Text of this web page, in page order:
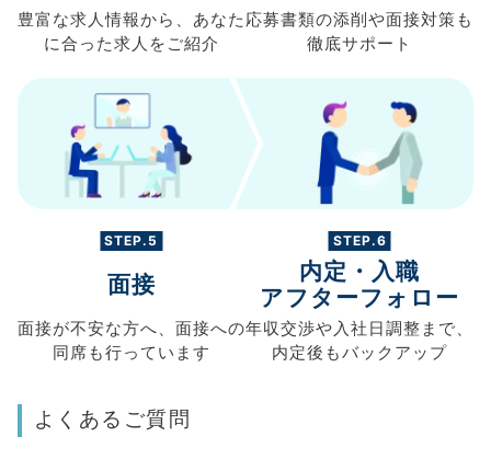
豊富な求人情報から、 あなた
に合った求人を ご紹介
応募書類の添削や面接対策も
徹底サポート
STEP.5
面接
面接が不安な方へ、 面接への
同席も行っています
STEP.6
内定・入職
アフターフォロー
年収交渉や入社日調整まで、
内定後もバックアップ
よくあるご質問